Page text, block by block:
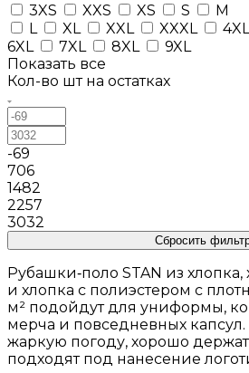
3XS XXS XS S
M
L
XL XXL XXXL 4XL
6XL
7XL 8XL
9XL
Показать все
Кол-во шт на остатках
-69
706
1482
2257
3032
Сбросить
Рубашки‑поло STAN из хлопка,
и хлопка с полиэстером с
м² подойдут для униформы,
мерча и повседневных
жаркую погоду, хорошо
подходят под нанесение